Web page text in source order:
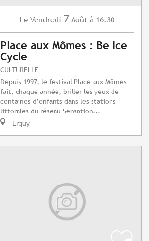
Le Vendredi 7 Août à 16:30
Place aux Mômes : Be Ice
Cycle
CULTURELLE
Depuis 1997, le festival Place aux Mômes
fait, chaque année, briller les yeux de
centaines d’enfants dans les stations
littorales du réseau Sensation...
Erquy